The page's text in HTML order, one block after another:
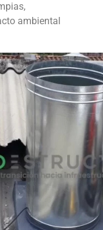
ambiental